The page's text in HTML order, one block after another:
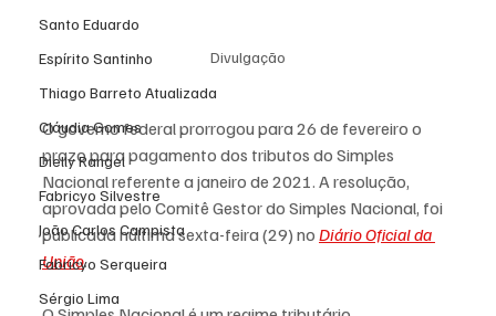
Santo Eduardo
Espírito Santinho
Thiago Barreto Atualizada
Cláudia Gomes
Dielly Rangel
Fabricyo Silvestre
João Carlos Campista
Fabricyo Serqueira
Sérgio Lima
Divulgação
O governo federal prorrogou para 26 de fevereiro o
prazo para pagamento dos tributos do Simples
Nacional referente a janeiro de 2021. A resolução,
aprovada pelo Comitê Gestor do Simples Nacional, foi
publicada núltima sexta-feira (29) no Diário Oficial da
União.